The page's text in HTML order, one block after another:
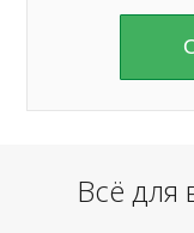
Всё для